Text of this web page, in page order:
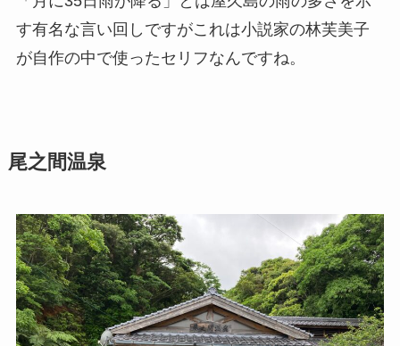
す有名な言い回しですがこれは小説家の林芙美子
が自作の中で使ったセリフなんですね。
尾之間温泉